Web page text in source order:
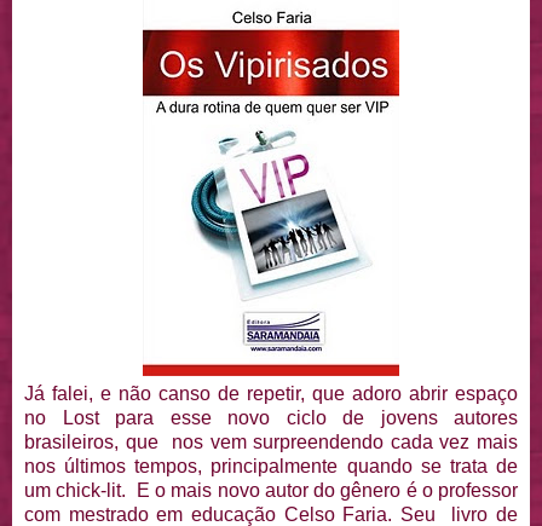
Já falei, e não canso de repetir, que adoro abrir espaço
no Lost para esse novo ciclo de jovens autores
brasileiros, que nos vem surpreendendo cada vez mais
nos últimos tempos, principalmente quando se trata de
um chick-lit. E o mais novo autor do gênero é o professor
com mestrado em educação Celso Faria. Seu livro de